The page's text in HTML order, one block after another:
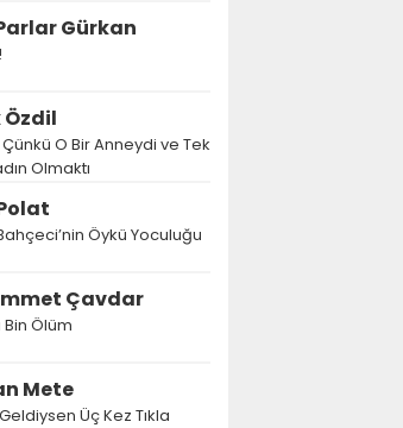
Gürkan
Özdil
Çünkü O Bir Anneydi ve Tek
Olmaktı
Öykü Yoculuğu
Çavdar
Bin Ölüm
Mete
Üç Kez Tıkla